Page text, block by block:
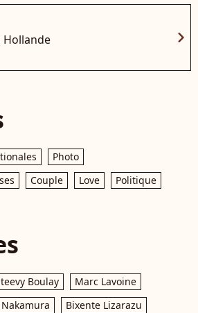
Hollande chevron_right
Photo
Couple Love Politique
Boulay
Marc Lavoine
Bixente Lizarazu